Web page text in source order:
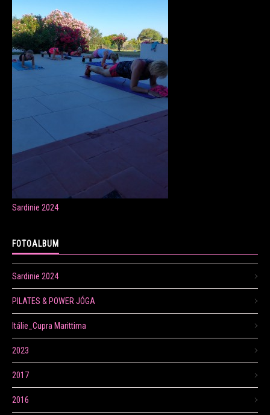
Veronika Fránová
+420 724 023 632
Update cookies preferences
Sardinie 2024
FOTOALBUM
Sardinie 2024
PILATES & POWER JÓGA
Itálie_Cupra Marittima
2023
2017
2016